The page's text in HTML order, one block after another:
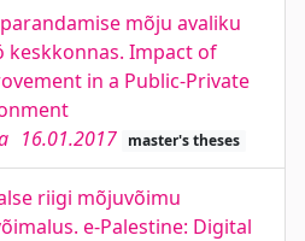
mõju avaliku
keskkonnas. Impact of
in a Public-Private
16.01.2017 master's theses
riigi mõjuvõimu
e-Palestine: Digital